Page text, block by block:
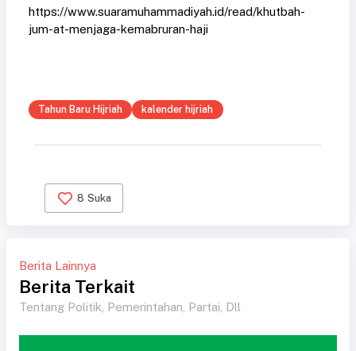
https://www.suaramuhammadiyah.id/read/khutbah-
jum-at-menjaga-kemabruran-haji
Tahun Baru Hijriah kalender hijriah
8 Suka
Berita Lainnya
Berita Terkait
Tentang Politik, Pemerintahan, Partai, Dll